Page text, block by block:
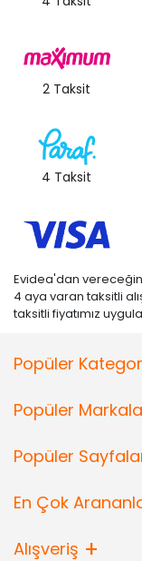
2 Taksit
4 Taksit
Evidea'dan
4 aya varan taksitli
taksitli fiyatımız
Popüler
Popüler
Popüler
En Çok
Alışveriş